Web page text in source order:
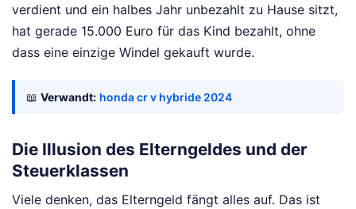
verdient und ein halbes Jahr unbezahlt zu Hause sitzt,
hat gerade 15.000 Euro für das Kind bezahlt, ohne
dass eine einzige Windel gekauft wurde.
📖 Verwandt: honda cr v hybride 2024
Die Illusion des Elterngeldes und der
Steuerklassen
Viele denken, das Elterngeld fängt alles auf. Das ist